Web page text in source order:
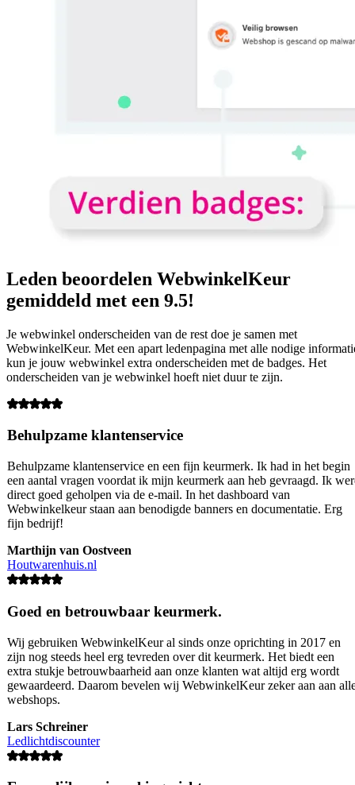
Leden beoordelen WebwinkelKeur
gemiddeld met een 9.5!
Je webwinkel onderscheiden van de rest doe je samen met
WebwinkelKeur. Met een apart ledenpagina met alle nodige
kun je jouw webwinkel extra onderscheiden met de badges. Het
onderscheiden van je webwinkel hoeft niet duur te zijn.
Behulpzame klantenservice
Behulpzame klantenservice en een fijn keurmerk. Ik had in het begin
een aantal vragen voordat ik mijn keurmerk aan heb gevraagd. Ik
direct goed geholpen via de e-mail. In het dashboard van
Webwinkelkeur staan aan benodigde banners en documentatie. Erg
fijn bedrijf!
Marthijn van Oostveen
Houtwarenhuis.nl
Goed en betrouwbaar keurmerk.
Wij gebruiken WebwinkelKeur al sinds onze oprichting in 2017 en
zijn nog steeds heel erg tevreden over dit keurmerk. Het biedt een
extra stukje betrouwbaarheid aan onze klanten wat altijd erg wordt
gewaardeerd. Daarom bevelen wij WebwinkelKeur zeker aan aan
webshops.
Lars Schreiner
Ledlichtdiscounter